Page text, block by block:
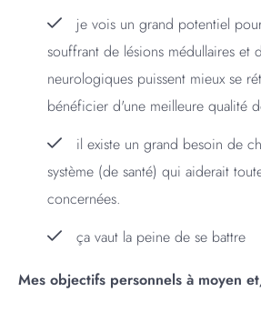
je vois un grand potentiel
souffrant de lésions médullaires et
neurologiques puissent mieux se
bénéficier d'une meilleure qualité
il existe un grand besoin de
système (de santé) qui aiderait
concernées.
ça vaut la peine de se battre
Mes objectifs personnels à moyen